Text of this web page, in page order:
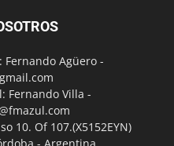
Agüero -
Fernando Villa -
10. Of 107.(X5152EYN)